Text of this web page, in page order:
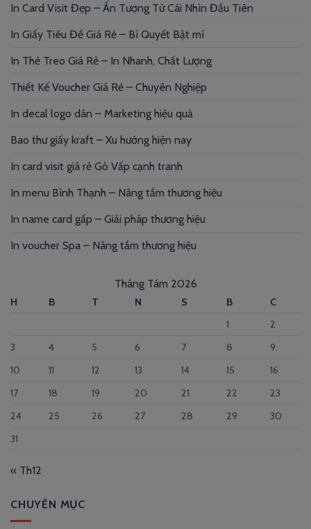
In Card Visit Đẹp – Ấn Tượng Từ Cái Nhìn Đầu Tiên
In Giấy Tiêu Đề Giá Rẻ – Bí Quyết Bật mí
In Thẻ Treo Giá Rẻ – In Nhanh, Chất Lượng
Thiết Kế Voucher Giá Rẻ – Chuyên Nghiệp
In decal logo dán – Marketing hiệu quả
Bao thư giấy kraft – Xu hướng hiện nay
In card visit giá rẻ Gò Vấp cạnh tranh
In menu Bình Thạnh – Nâng tầm thương hiệu
In name card gấp – Giải pháp thương hiệu
In voucher Spa – Nâng tầm thương hiệu
Tháng Tám 2026
H B T N S B
C
1
2
3
4 5 6 7 8
9
10
11 12 13 14 15
16
17
18 19 20 21 22
23
24
25 26 27 28 29
30
31
« Th12
CHUYÊN MỤC